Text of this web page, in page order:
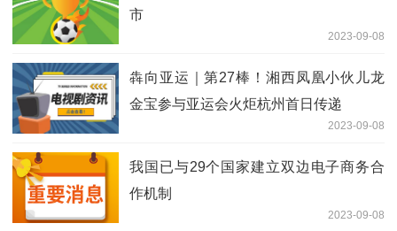
市
2023-09-08
犇向亚运｜第27棒！湘西凤凰小伙儿龙
金宝参与亚运会火炬杭州首日传递
2023-09-08
我国已与29个国家建立双边电子商务合
作机制
2023-09-08